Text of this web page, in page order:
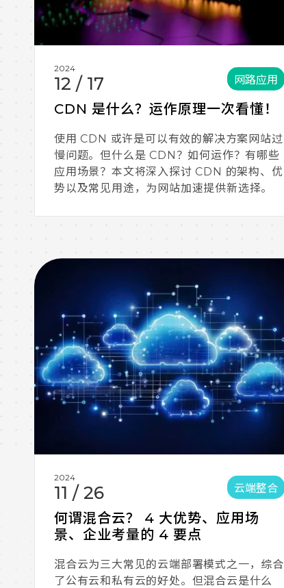
2024
12 / 17 网路应用
CDN 是什么？运作原理一次看懂！
使用 CDN 或许是可以有效的解决方案网站过
慢问题。但什么是 CDN？如何运作？有哪些
应用场景？本文将深入探讨 CDN 的架构、优
势以及常见用途，为网站加速提供新选择。
2024
11 / 26 云端整合
何谓混合云？ 4 大优势、应用场
景、企业考量的 4 要点
混合云为三大常见的云端部署模式之一，综合
了公有云和私有云的好处。但混合云是什么